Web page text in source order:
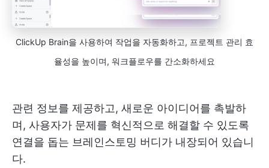
ClickUp Brain을 사용하여 작업을 자동화하고, 프로젝트 관리 효
율성을 높이며, 워크플로우를 간소화하세요
관련 정보를 제공하고, 새로운 아이디어를 촉발하
며, 사용자가 문제를 혁신적으로 해결할 수 있도록
연결을 돕는 브레인스토밍 버디가 내장되어 있습니
다.